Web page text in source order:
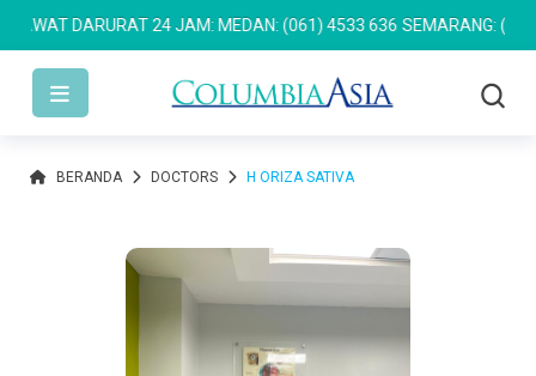
DARURAT 24 JAM: MEDAN: (061) 4533 636 SEMARANG: (024)
BERANDA DOCTORS H ORIZA SATIVA